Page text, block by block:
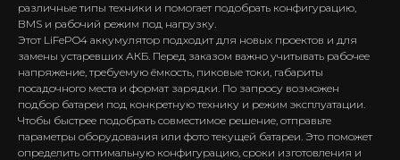
различные типы техники и помогает подобрать конфигурацию,
BMS и рабочий режим под нагрузку.
Этот LiFePO4 аккумулятор подходит для новых проектов и для
замены устаревших АКБ. Перед заказом важно учитывать рабочее
напряжение, требуемую ёмкость, пиковые токи, габариты
посадочного места и формат зарядки. По запросу возможен
подбор батареи под конкретную технику и режим эксплуатации.
Чтобы быстрее подобрать совместимое решение, отправьте
параметры оборудования или фото текущей батареи. Это поможет
определить оптимальную конфигурацию, сроки изготовления и